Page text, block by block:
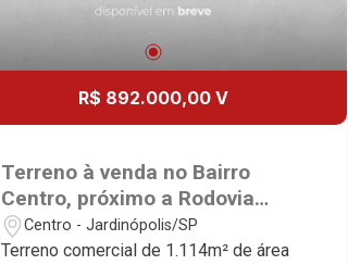
R$ 892.000,00 V
Terreno à venda no Bairro
Centro, próximo a Rodovia
Doutor Arthur Costacurta -
Jardinópolis/SP.
Centro - Jardinópolis/SP
Terreno comercial de 1.114m² de área